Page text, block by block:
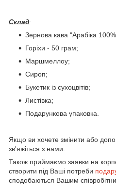
Склад:
Зернова кава "Арабіка
Горіхи - 50 грам;
Маршмеллоу;
Сироп;
Букетик із сухоцвітів;
Листівка;
Подарункова упаковка.
Якщо ви хочете змінити або
зв'яжіться з нами.
Також приймаємо заявки на
створити під Ваші потреби
сподобаються Вашим